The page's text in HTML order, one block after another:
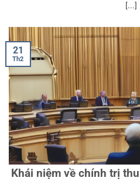
[...]
Khái niệm về chính trị
21
Th2